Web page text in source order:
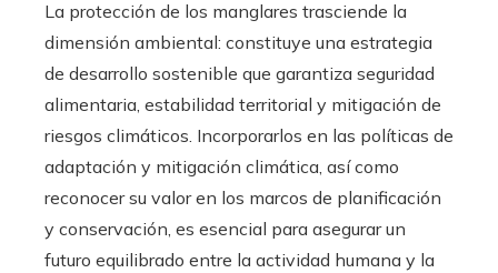
La protección de los manglares trasciende la
dimensión ambiental: constituye una estrategia
de desarrollo sostenible que garantiza seguridad
alimentaria, estabilidad territorial y mitigación de
riesgos climáticos. Incorporarlos en las políticas de
adaptación y mitigación climática, así como
reconocer su valor en los marcos de planificación
y conservación, es esencial para asegurar un
futuro equilibrado entre la actividad humana y la